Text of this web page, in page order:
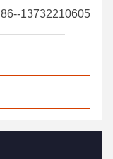
86--13732210605